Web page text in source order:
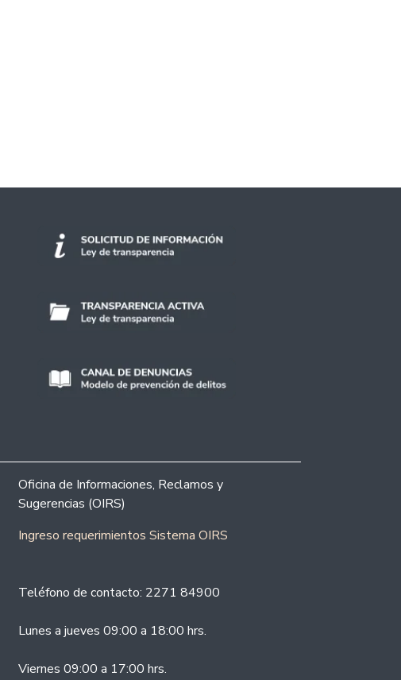
Oficina de Informaciones, Reclamos y
Sugerencias (OIRS)
Ingreso requerimientos Sistema OIRS
Teléfono de contacto: 2271 84900
Lunes a jueves 09:00 a 18:00 hrs.
Viernes 09:00 a 17:00 hrs.